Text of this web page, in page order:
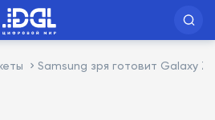
Samsung зря готовит Galaxy